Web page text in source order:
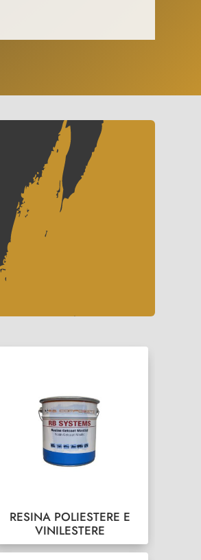
RESINA POLIESTERE E
VINILESTERE